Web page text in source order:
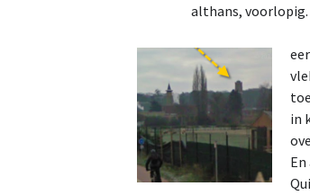
althans, voorlopig.
in